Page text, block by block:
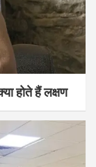
होते हैं लक्षण